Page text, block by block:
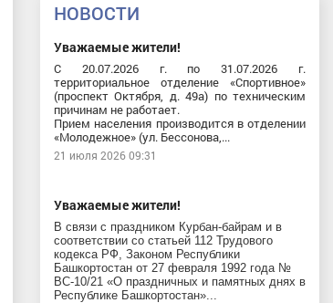
НОВОСТИ
Уважаемые жители!
С 20.07.2026 г. по 31.07.2026 г.
территориальное отделение «Спортивное»
(проспект Октября, д. 49а) по техническим
причинам не работает.
Прием населения производится в отделении
«Молодежное» (ул. Бессонова,...
21 июля 2026 09:31
Уважаемые жители!
В связи с праздником Курбан-байрам и в
соответствии со статьей 112 Трудового
кодекса РФ, Законом Республики
Башкортостан от 27 февраля 1992 года №
ВС-10/21 «О праздничных и памятных днях в
Республике Башкортостан»...